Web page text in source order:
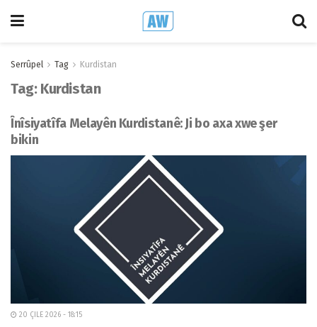
Serrûpel Tag Kurdistan
Tag: Kurdistan
Înîsiyatîfa Melayên Kurdistanê: Ji bo axa xwe şer
bikin
20 ÇILE 2026 - 18:15